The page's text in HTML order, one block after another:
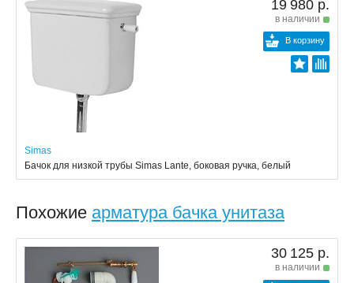
19 980 р.
в наличии
В корзину
Simas
Бачок для низкой трубы Simas Lante, боковая ручка, белый
Похожие арматура бачка унитаза
30 125 р.
в наличии